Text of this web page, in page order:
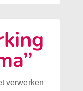
verwerken